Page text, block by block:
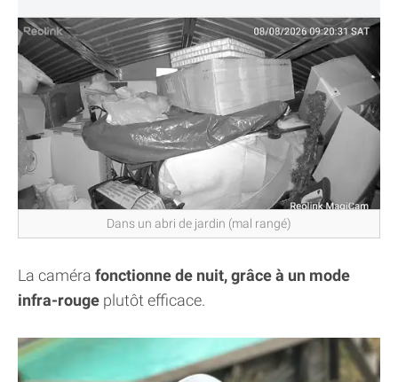
Dans un abri de jardin (mal rangé)
La caméra fonctionne de nuit, grâce à un mode
infra-rouge plutôt efficace.